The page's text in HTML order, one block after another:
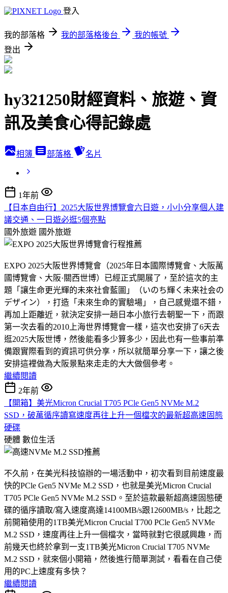
登入
我的部落格 我的部落格後台
我的帳號
登出
hy321250財經資料、旅遊、資
訊及美食心得記錄處
相簿 部落格 名片
1年前
【日本自由行】2025大阪世界博覽會六日遊，小小分享個人建
議交通、一日遊必逛5個亮點
國外旅遊 國外旅遊
EXPO 2025大阪世界博覽會（2025年日本國際博覽會、大阪萬
國博覽會、大阪·關西世博）已經正式開展了，至於這次的主
題「讓生命更光輝的未來社會藍圖」（いのち輝く未来社会の
デザイン），打造「未來生命的實驗場」，自己感覺還不錯，
再加上距離近，就決定安排一趟日本小旅行去朝聖一下，而跟
第一次去看的2010上海世界博覽會一樣，這次也安排了6天去
逛2025大阪世博，然後能看多少算多少，因此也有一些事前準
備跟實際看到的資訊可供分享，所以就簡單分享一下，讓之後
安排這裡做為大阪景點來走走的大大做個參考。
繼續閱讀
2年前
【開箱】美光Micron Crucial T705 PCle Gen5 NVMe M.2
SSD，破萬循序讀寫速度再往上升一個檔次的最新超高速固態
硬碟
硬體 數位生活
不久前，在美光科技協辦的一場活動中，初次看到目前速度最
快的PCle Gen5 NVMe M.2 SSD，也就是美光Micron Crucial
T705 PCle Gen5 NVMe M.2 SSD。至於這款最新超高速固態硬
碟的循序讀取/寫入速度高達14100MB/s跟12600MB/s，比起之
前開箱使用的1TB美光Micron Crucial T700 PCle Gen5 NVMe
M.2 SSD，速度再往上升一個檔次，當時就對它很感興趣，而
前幾天也終於拿到一支1TB美光Micron Crucial T705 NVMe
M.2 SSD，就來個小開箱，然後進行簡單測試，看看在自己使
用的PC上速度有多快？
繼續閱讀